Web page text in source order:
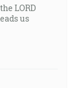
LORD
us